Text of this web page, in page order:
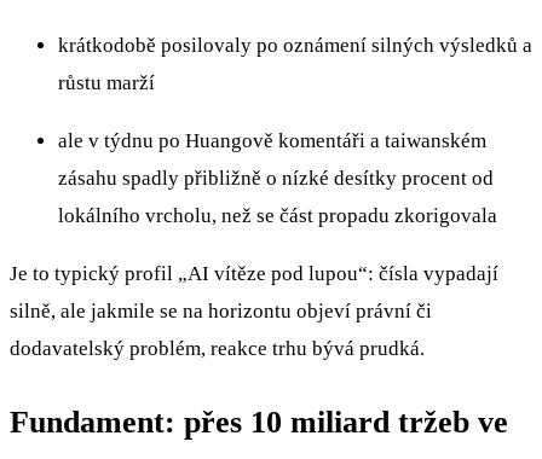
krátkodobě posilovaly po oznámení silných výsledků a
růstu marží
ale v týdnu po Huangově komentáři a taiwanském
zásahu spadly přibližně o nízké desítky procent od
lokálního vrcholu, než se část propadu zkorigovala
Je to typický profil „AI vítěze pod lupou“: čísla vypadají
silně, ale jakmile se na horizontu objeví právní či
dodavatelský problém, reakce trhu bývá prudká.
Fundament: přes 10 miliard tržeb ve